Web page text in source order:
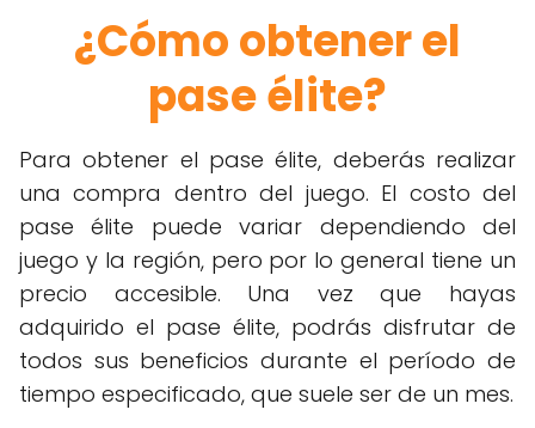
¿Cómo obtener el
pase élite?
Para obtener el pase élite, deberás realizar
una compra dentro del juego. El costo del
pase élite puede variar dependiendo del
juego y la región, pero por lo general tiene un
precio accesible. Una vez que hayas
adquirido el pase élite, podrás disfrutar de
todos sus beneficios durante el período de
tiempo especificado, que suele ser de un mes.